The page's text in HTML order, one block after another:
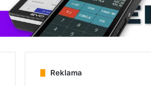
Reklama